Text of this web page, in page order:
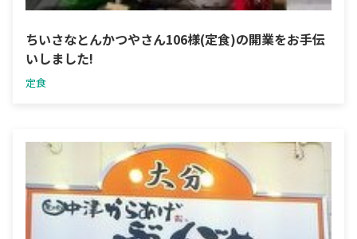
ちいさなとんかつやさん106様(定食)の開業をお手伝
いしました!
定食